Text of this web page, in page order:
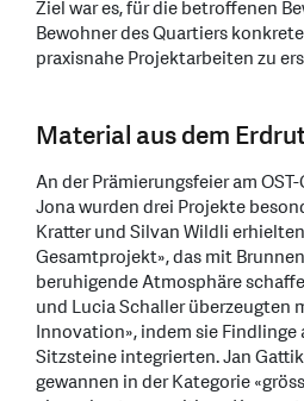
Ziel war es, für die betroffenen
Bewohner des Quartiers
praxisnahe Projektarbeiten zu
Material aus dem
An der Prämierungsfeier am
Jona wurden drei Projekte
Kratter und Silvan Wildli
Gesamtprojekt», das mit
beruhigende Atmosphäre
und Lucia Schaller überzeugten
Innovation», indem sie Findlinge
Sitzsteine integrierten. Jan
gewannen in der Kategorie